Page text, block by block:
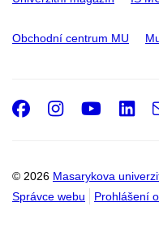
Obchodní centrum MU
© 2026 Masarykova
Správce webu
Prohlášení
Facebook